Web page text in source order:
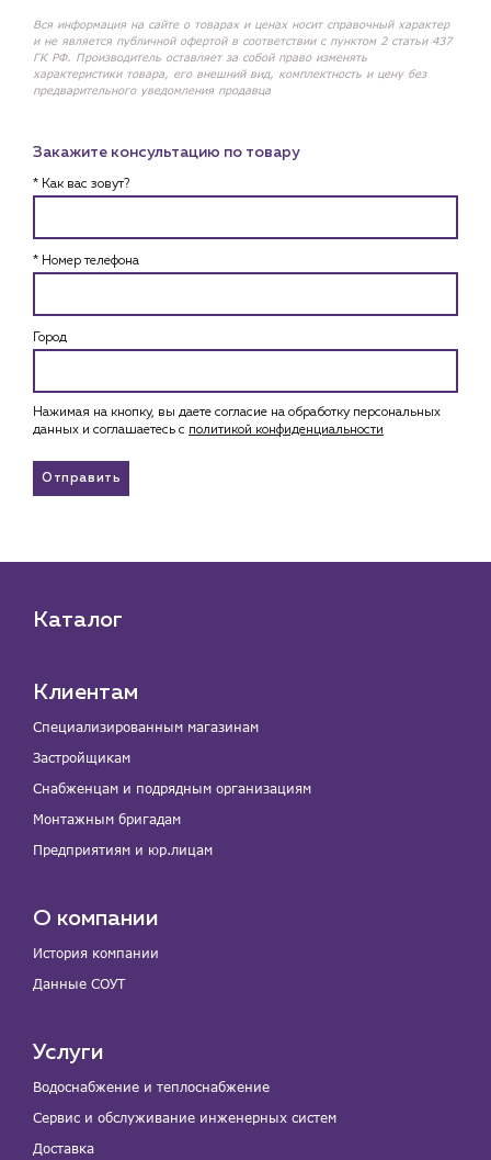
Вся информация на сайте о товарах и ценах носит справочный характер
и не является публичной офертой в соответствии с пунктом 2 статьи 437
ГК РФ. Производитель оставляет за собой право изменять
характеристики товара, его внешний вид, комплектность и цену без
предварительного уведомления продавца
Закажите консультацию по товару
* Как вас зовут?
* Номер телефона
Город
Нажимая на кнопку, вы даете согласие на обработку персональных
данных и соглашаетесь c политикой конфиденциальности
Отправить
Каталог
Клиентам
Специализированным магазинам
Застройщикам
Снабженцам и подрядным организациям
Монтажным бригадам
Предприятиям и юр.лицам
О компании
История компании
Данные СОУТ
Услуги
Водоснабжение и теплоснабжение
Сервис и обслуживание инженерных систем
Доставка